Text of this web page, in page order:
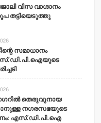
വിസ വാഗ്ദാനം
തട്ടിയെടുത്തു
സമാധാനം
നഗറില്‍ തെരുവുനായ
നഗരസഭയുടെ
എസ്.ഡി.പി.ഐ